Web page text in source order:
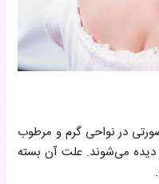
در نواحی گرم و مرطوب
دیده می‌شوند. علت آن بسته